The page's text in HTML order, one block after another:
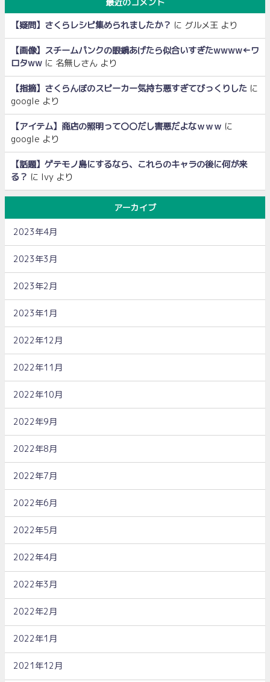
【疑問】さくらレシピ集められましたか？ に グルメ王 より
【画像】スチームパンクの眼鏡あげたら似合いすぎたwwww←ワ
ロタww に 名無しさん より
【指摘】さくらんぼのスピーカー気持ち悪すぎてびっくりした に
google より
【アイテム】商店の照明って〇〇だし害悪だよなｗｗｗ に
google より
【話題】ゲテモノ島にするなら、これらのキャラの後に何が来
る？ に Ivy より
アーカイブ
2023年4月
2023年3月
2023年2月
2023年1月
2022年12月
2022年11月
2022年10月
2022年9月
2022年8月
2022年7月
2022年6月
2022年5月
2022年4月
2022年3月
2022年2月
2022年1月
2021年12月